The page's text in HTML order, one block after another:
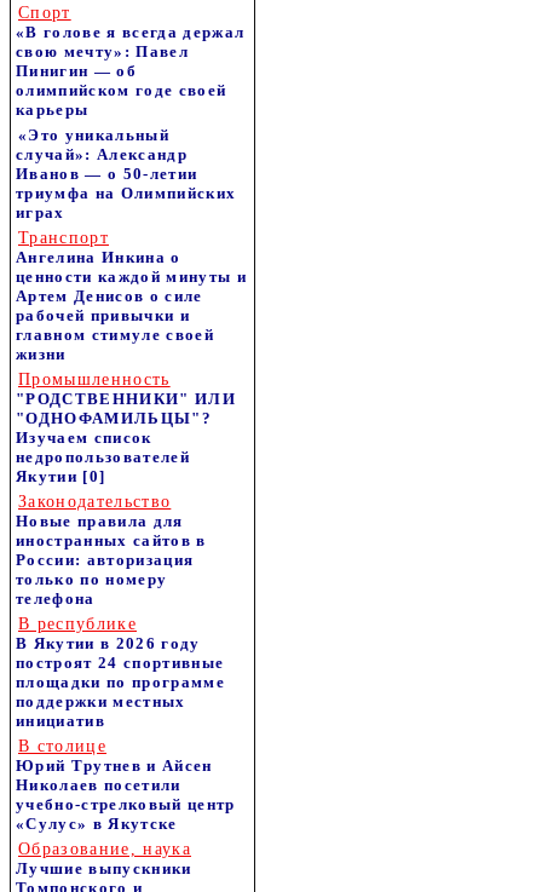
Спорт
«В голове я всегда держал
свою мечту»: Павел
Пинигин — об
олимпийском годе своей
карьеры
«Это уникальный
случай»: Александр
Иванов — о 50-летии
триумфа на Олимпийских
играх
Транспорт
Ангелина Инкина о
ценности каждой минуты и
Артем Денисов о силе
рабочей привычки и
главном стимуле своей
жизни
Промышленность
"РОДСТВЕННИКИ" ИЛИ
"ОДНОФАМИЛЬЦЫ"?
Изучаем список
недропользователей
Якутии [0]
Законодательство
Новые правила для
иностранных сайтов в
России: авторизация
только по номеру
телефона
В республике
В Якутии в 2026 году
построят 24 спортивные
площадки по программе
поддержки местных
инициатив
В столице
Юрий Трутнев и Айсен
Николаев посетили
учебно-стрелковый центр
«Сулус» в Якутске
Образование, наука
Лучшие выпускники
Томпонского и